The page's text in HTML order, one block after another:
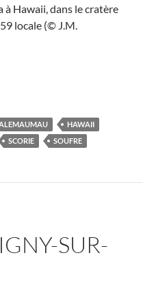
à Hawaii, dans le cratère
locale (© J.M.
(10)
HAWAII
SCORIE SOUFRE
SUR-